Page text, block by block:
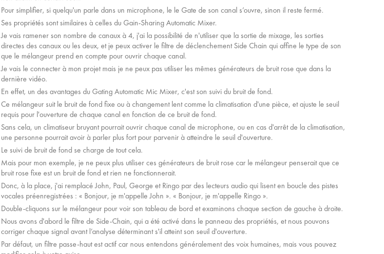
Pour simplifier, si quelqu'un parle dans un microphone, le le Gate de son canal s’ouvre, sinon il reste fermé.
Ses propriétés sont similaires à celles du Gain-Sharing Automatic Mixer.
Je vais ramener son nombre de canaux à 4, j'ai la possibilité de n'utiliser que la sortie de mixage, les sorties
directes des canaux ou les deux, et je peux activer le filtre de déclenchement Side Chain qui affine le type de son
que le mélangeur prend en compte pour ouvrir chaque canal.
Je vais le connecter à mon projet mais je ne peux pas utiliser les mêmes générateurs de bruit rose que dans la
dernière vidéo.
En effet, un des avantages du Gating Automatic Mic Mixer, c'est son suivi du bruit de fond.
Ce mélangeur suit le bruit de fond fixe ou à changement lent comme la climatisation d'une pièce, et ajuste le seuil
requis pour l'ouverture de chaque canal en fonction de ce bruit de fond.
Sans cela, un climatiseur bruyant pourrait ouvrir chaque canal de microphone, ou en cas d'arrêt de la climatisation,
une personne pourrait avoir à parler plus fort pour parvenir à atteindre le seuil d'ouverture.
Le suivi de bruit de fond se charge de tout cela.
Mais pour mon exemple, je ne peux plus utiliser ces générateurs de bruit rose car le mélangeur penserait que ce
bruit rose fixe est un bruit de fond et rien ne fonctionnerait.
Donc, à la place, j'ai remplacé John, Paul, George et Ringo par des lecteurs audio qui lisent en boucle des pistes
vocales préenregistrées : « Bonjour, je m'appelle John ». « Bonjour, je m'appelle Ringo ».
Double-cliquons sur le mélangeur pour voir son tableau de bord et examinons chaque section de gauche à droite.
Nous avons d'abord le filtre de Side-Chain, qui a été activé dans le panneau des propriétés, et nous pouvons
corriger chaque signal avant l’analyse déterminant s'il atteint son seuil d'ouverture.
Par défaut, un filtre passe-haut est actif car nous entendons généralement des voix humaines, mais vous pouvez